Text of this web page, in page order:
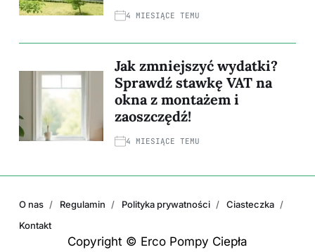
4 MIESIĄCE TEMU
Jak zmniejszyć wydatki?
Sprawdź stawkę VAT na
okna z montażem i
zaoszczędź!
4 MIESIĄCE TEMU
Copyright © Erco Pompy Ciepła
O nas Regulamin Polityka prywatności
Ciasteczka
Kontakt